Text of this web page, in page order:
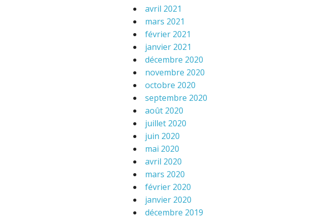
avril 2021
mars 2021
février 2021
janvier 2021
décembre 2020
novembre 2020
octobre 2020
septembre 2020
août 2020
juillet 2020
juin 2020
mai 2020
avril 2020
mars 2020
février 2020
janvier 2020
décembre 2019